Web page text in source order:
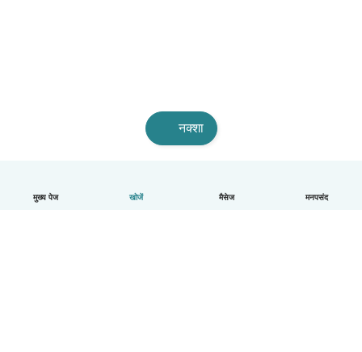
मुख्य पेज खोजें मैसेज मनपसंद
नक्शा